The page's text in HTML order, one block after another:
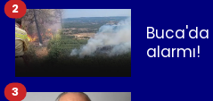
Buca'da
alarmı!
2
3